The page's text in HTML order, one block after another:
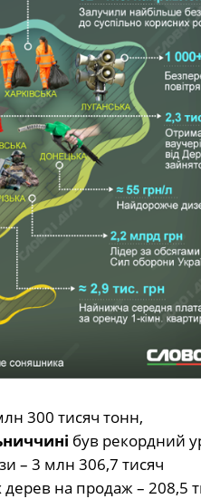
300 тисяч тонн,
був рекордний
– 3 млн 306,7 тисяч
на продаж – 208,5